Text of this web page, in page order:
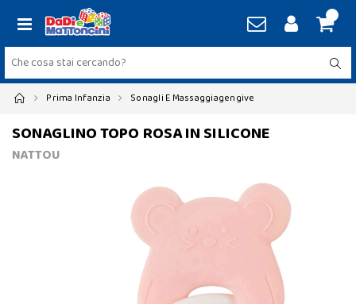
Prima Infanzia Sonagli E Massaggiagengive
SONAGLINO TOPO ROSA IN SILICONE
NATTOU